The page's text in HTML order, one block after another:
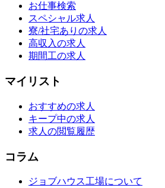
お仕事検索
スペシャル求人
寮/社宅ありの求人
高収入の求人
期間工の求人
マイリスト
おすすめの求人
キープ中の求人
求人の閲覧履歴
コラム
ジョブハウス工場について